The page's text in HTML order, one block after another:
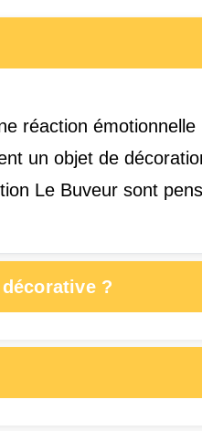
réaction
un objet de
Le Buveur sont
?